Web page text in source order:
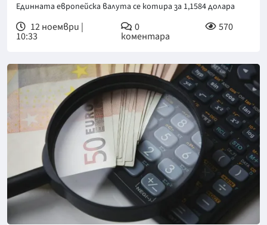
Единната европейска валута се котира за 1,1584 долара
12 ноември |
10:33
0
коментара
570
Снимка: Пекселс